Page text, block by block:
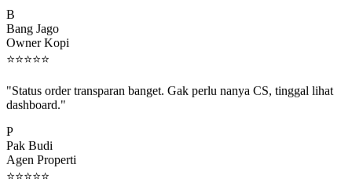
Bang Jago
Owner Kopi
⭐⭐⭐⭐⭐
dashboard."
Pak Budi
Agen Properti
⭐⭐⭐⭐⭐